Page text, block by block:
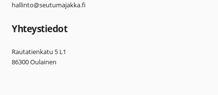
hallinto@seutumajakka.fi
Yhteystiedot
Rautatienkatu 5 L1
86300 Oulainen